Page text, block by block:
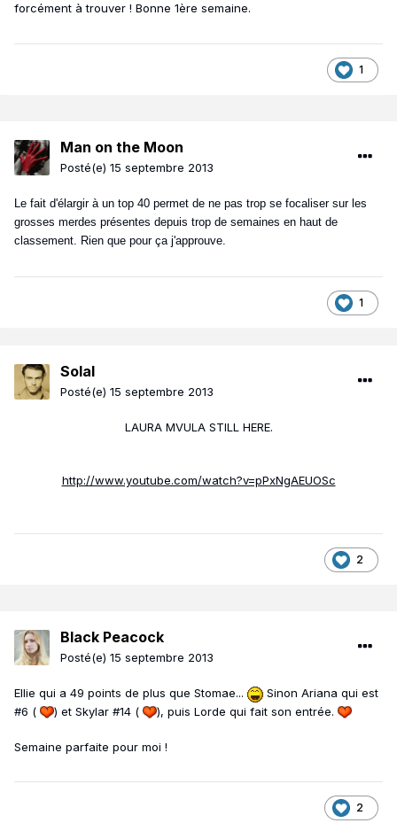
forcément à trouver ! Bonne 1ère semaine.
1
Man on the Moon
Posté(e) 15 septembre 2013
Le fait d'élargir à un top 40 permet de ne pas trop se focaliser sur les
grosses merdes présentes depuis trop de semaines en haut de
classement. Rien que pour ça j'approuve.
1
Solal
Posté(e) 15 septembre 2013
LAURA MVULA STILL HERE.
http://www.youtube.com/watch?v=pPxNgAEUOSc
2
Black Peacock
Posté(e) 15 septembre 2013
Ellie qui a 49 points de plus que Stomae...
Sinon Ariana qui est
#6 (
) et Skylar #14 ( ), puis Lorde qui fait son entrée.
Semaine parfaite pour moi !
2